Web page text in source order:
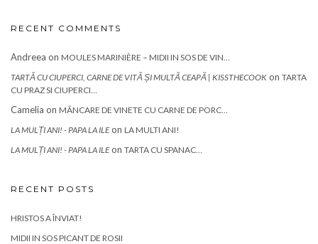
RECENT COMMENTS
Andreea on MOULES MARINIÈRE – MIDII IN SOS DE VIN…
TARTĂ CU CIUPERCI, CARNE DE VITĂ ȘI MULTĂ CEAPĂ | KISSTHECOOK on TARTA
CU PRAZ SI CIUPERCI…
Camelia on MÂNCARE DE VINETE CU CARNE DE PORC…
LA MULȚI ANI! - PAPA LA ILEon LA MULTI ANI!
LA MULȚI ANI! - PAPA LA ILEon TARTA CU SPANAC…
RECENT POSTS
HRISTOS A ÎNVIAT!
MIDII IN SOS PICANT DE ROSII